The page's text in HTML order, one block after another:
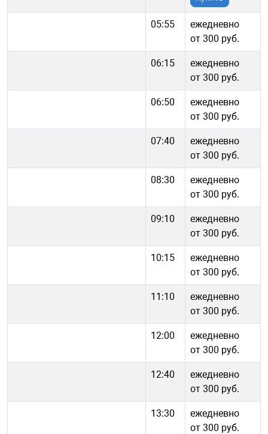
05:55
ежедневно
от 300 руб.
06:15
ежедневно
от 300 руб.
06:50
ежедневно
от 300 руб.
07:40
ежедневно
от 300 руб.
08:30
ежедневно
от 300 руб.
09:10
ежедневно
от 300 руб.
10:15
ежедневно
от 300 руб.
11:10
ежедневно
от 300 руб.
12:00
ежедневно
от 300 руб.
12:40
ежедневно
от 300 руб.
13:30
ежедневно
от 300 руб.